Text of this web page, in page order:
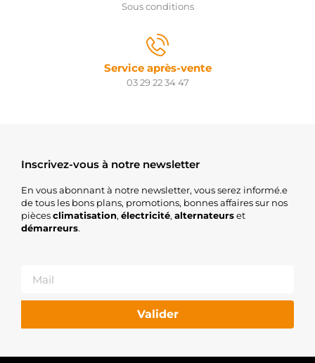
Sous conditions
Service après-vente
03 29 22 34 47
Inscrivez-vous à notre newsletter
En vous abonnant à notre newsletter, vous serez informé.e
de tous les bons plans, promotions, bonnes affaires sur nos
piècesclimatisation, électricité, alternateurset
démarreurs.
Valider